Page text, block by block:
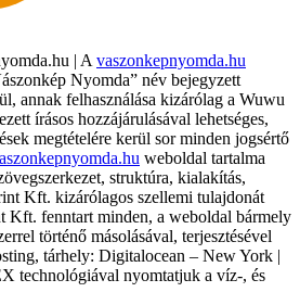
| A vaszonkepnyomda.hu
Nyomda” név bejegyzett
annak felhasználása kizárólag a Wuwu
írásos hozzájárulásával lehetséges,
megtételére kerül sor minden jogsértő
weboldal tartalma
struktúra, kialakítás,
Kft. kizárólagos szellemi tulajdonát
Kft. fenntart minden, a weboldal bármely
történő másolásával, terjesztésével
tárhely: Digitalocean – New York |
technológiával nyomtatjuk a víz-, és